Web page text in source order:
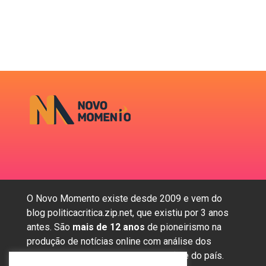
O Novo Momento existe desde 2009 e vem do
blog politicacritica.zip.net, que existiu por 3 anos
antes. São mais de 12 anos de pioneirismo na
produção de notícias online com análise dos
assuntos mais importantes da região e do país.